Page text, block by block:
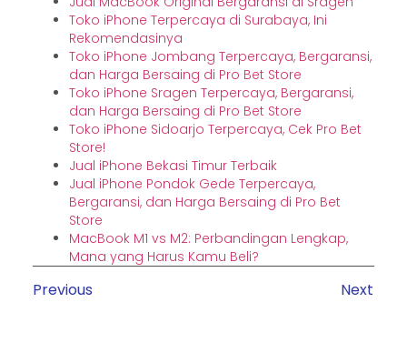
Toko iPhone Terpercaya di Surabaya, Ini
Rekomendasinya
Toko iPhone Jombang Terpercaya, Bergaransi,
dan Harga Bersaing di Pro Bet Store
Toko iPhone Sragen Terpercaya, Bergaransi,
dan Harga Bersaing di Pro Bet Store
Toko iPhone Sidoarjo Terpercaya, Cek Pro Bet
Store!
Jual iPhone Bekasi Timur Terbaik
Jual iPhone Pondok Gede Terpercaya,
Bergaransi, dan Harga Bersaing di Pro Bet
Store
MacBook M1 vs M2: Perbandingan Lengkap,
Mana yang Harus Kamu Beli?
Previous Next